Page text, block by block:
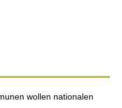
wollen nationalen